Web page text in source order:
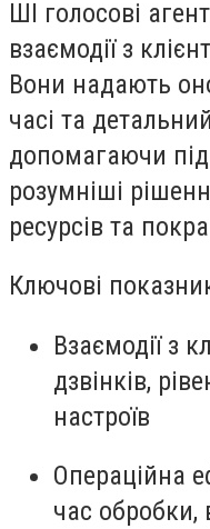
ШІ голосові
взаємодії з
Вони надають
часі та
допомагаючи
розумніші
ресурсів та
Ключові
Взаємодії з
дзвінків,
настроїв
Операційна
час обробки,